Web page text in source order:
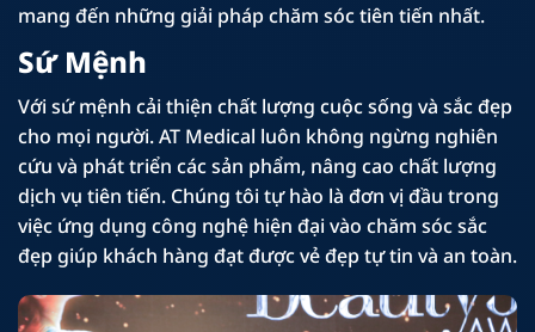
mang đến những giải pháp chăm sóc tiên tiến nhất.
Sứ Mệnh
Với sứ mệnh cải thiện chất lượng cuộc sống và sắc đẹp
cho mọi người. AT Medical luôn không ngừng nghiên
cứu và phát triển các sản phẩm, nâng cao chất lượng
dịch vụ tiên tiến. Chúng tôi tự hào là đơn vị đầu trong
việc ứng dụng công nghệ hiện đại vào chăm sóc sắc
đẹp giúp khách hàng đạt được vẻ đẹp tự tin và an toàn.